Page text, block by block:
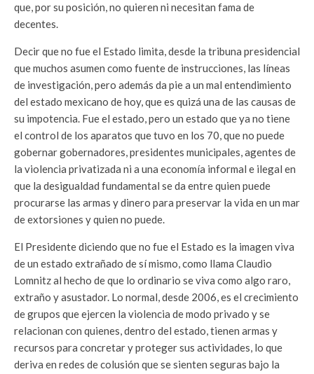
que, por su posición, no quieren ni necesitan fama de
decentes.
Decir que no fue el Estado limita, desde la tribuna presidencial
que muchos asumen como fuente de instrucciones, las líneas
de investigación, pero además da pie a un mal entendimiento
del estado mexicano de hoy, que es quizá una de las causas de
su impotencia. Fue el estado, pero un estado que ya no tiene
el control de los aparatos que tuvo en los 70, que no puede
gobernar gobernadores, presidentes municipales, agentes de
la violencia privatizada ni a una economía informal e ilegal en
que la desigualdad fundamental se da entre quien puede
procurarse las armas y dinero para preservar la vida en un mar
de extorsiones y quien no puede.
El Presidente diciendo que no fue el Estado es la imagen viva
de un estado extrañado de sí mismo, como llama Claudio
Lomnitz al hecho de que lo ordinario se viva como algo raro,
extraño y asustador. Lo normal, desde 2006, es el crecimiento
de grupos que ejercen la violencia de modo privado y se
relacionan con quienes, dentro del estado, tienen armas y
recursos para concretar y proteger sus actividades, lo que
deriva en redes de colusión que se sienten seguras bajo la